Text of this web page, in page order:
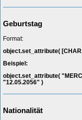
Geburtstag
Format:
object.set_attribute(
Beispiel:
object.set_attribute(
"12.05.2056" )
Nationalität